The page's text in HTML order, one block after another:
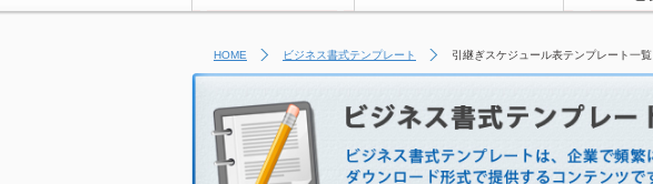
HOME ビジネス書式テンプレート 引継ぎスケジュール表テンプレート一覧